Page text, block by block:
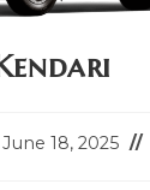
June 18, 2025